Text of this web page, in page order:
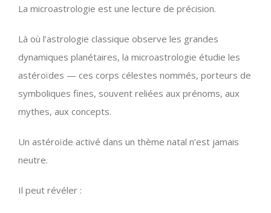
La microastrologie est une lecture de précision.
Là où l’astrologie classique observe les grandes
dynamiques planétaires, la microastrologie étudie les
astéroïdes — ces corps célestes nommés, porteurs de
symboliques fines, souvent reliées aux prénoms, aux
mythes, aux concepts.
Un astéroïde activé dans un thème natal n’est jamais
neutre.
Il peut révéler :